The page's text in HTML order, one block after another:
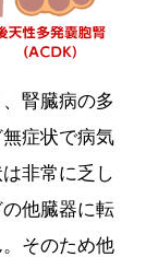
腎臓病の多
症状で病気
非常に乏し
他臓器に転
そのため他